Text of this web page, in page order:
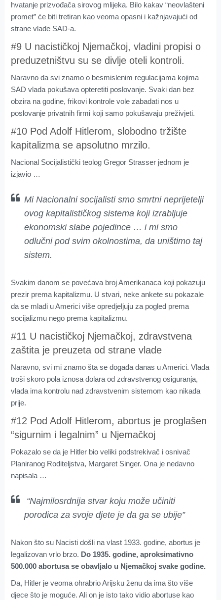
hvatanje prizvođača sirovog mlijeka. Bilo kakav “neovlašteni
promet” će biti tretiran kao veoma opasni i kažnjavajući od
strane vlade SAD-a.
#9 U nacističkoj Njemačkoj, vladini propisi o
preduzetništvu su se divlje oteli kontroli.
Naravno da svi znamo o besmislenim regulacijama kojima
SAD vlada pokušava opteretiti poslovanje. Svaki dan bez
obzira na godine, frikovi kontrole vole zabadati nos u
poslovanje privatnih firmi koji samo pokušavaju preživjeti.
#10 Pod Adolf Hitlerom, slobodno tržište
kapitalizma se apsolutno mrzilo.
Nacional Socijalistički teolog Gregor Strasser jednom je
izjavio …
Mi Nacionalni socijalisti smo smrtni neprijetelji
ovog kapitalističkog sistema koji izrabljuje
ekonomski slabe pojedince … i mi smo
odlučni pod svim okolnostima, da uništimo taj
sistem.
Svakim danom se povećava broj Amerikanaca koji pokazuju
prezir prema kapitalizmu. U stvari, neke ankete su pokazale
da se mladi u Americi više opredjeljuju za pogled prema
socijalizmu nego prema kapitalizmu.
#11 U nacističkoj Njemačkoj, zdravstvena
zaštita je preuzeta od strane vlade
Naravno, svi mi znamo šta se događa danas u Americi. Vlada
troši skoro pola iznosa dolara od zdravstvenog osiguranja,
vlada ima kontrolu nad zdravstvenim sistemom kao nikada
prije.
#12 Pod Adolf Hitlerom, abortus je proglašen
“sigurnim i legalnim” u Njemačkoj
Pokazalo se da je Hitler bio veliki podstrekivač i osnivač
Planiranog Roditeljstva, Margaret Singer. Ona je nedavno
napisala …
“Najmilosrdnija stvar koju može učiniti
porodica za svoje djete je da ga se ubije”
Nakon što su Nacisti došli na vlast 1933. godine, abortus je
legalizovan vrlo brzo. Do 1935. godine, aproksimativno
500.000 abortusa se obavljalo u Njemačkoj svake godine.
Da, Hitler je veoma ohrabrio Arijsku ženu da ima što više
djece što je moguće. Ali on je isto tako vidio abortuse kao